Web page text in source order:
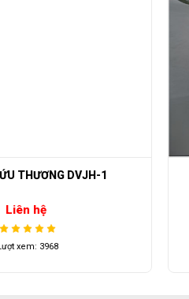
đẹp và thuận tiện để sử dụng trong
chỗ ngồi
THƯƠNG DVJH-1
Liên hệ
xem: 3968